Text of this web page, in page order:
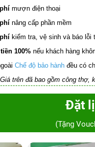
mượn điện thoại
nâng cấp phần mềm
kiểm tra, vệ sinh và báo lỗi
100% nếu khách hàng
Chế độ bảo hành đều có
Giá trên đã bao gồm công thợ,
Đặt
(Tặng